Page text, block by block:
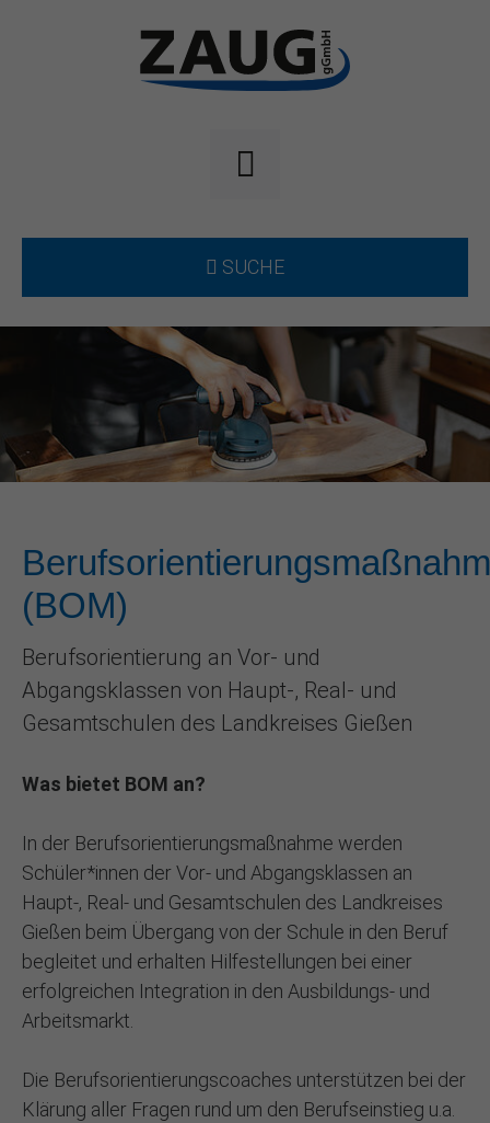
SUCHE
(BOM)
Berufsorientierung an Vor- und
Abgangsklassen von Haupt-, Real- und
Gesamtschulen des Landkreises Gießen
Was bietet BOM an?
In der Berufsorientierungsmaßnahme werden
Schüler*innen der Vor- und Abgangsklassen an
Haupt-, Real- und Gesamtschulen des Landkreises
Gießen beim Übergang von der Schule in den Beruf
begleitet und erhalten Hilfestellungen bei einer
erfolgreichen Integration in den Ausbildungs- und
Arbeitsmarkt.
Die Berufsorientierungscoaches unterstützen bei der
Klärung aller Fragen rund um den Berufseinstieg u.a.